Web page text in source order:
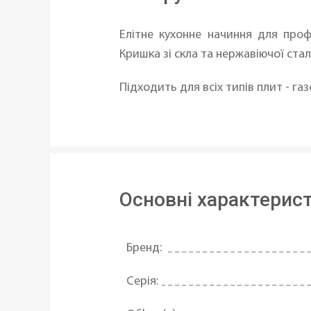
Елітне кухонне начиння для
Кришка зі скла та нержавіючої
Підходить для всіх типів плит -
Основні
Бренд:
Серія: